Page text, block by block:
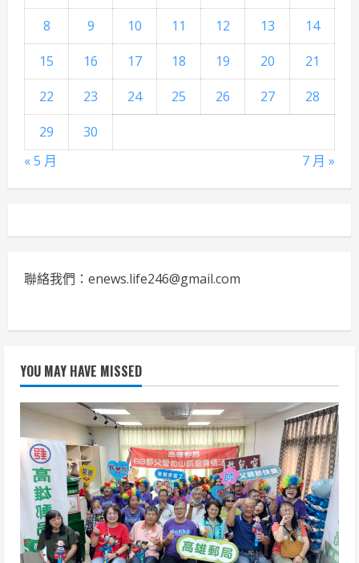
8
9 10 11 12 13
14
15
16 17 18 19 20
21
22
23 24 25 26 27
28
29
30
« 5 月
7 月 »
聯絡我們：enews.life246@gmail.com
YOU MAY HAVE MISSED